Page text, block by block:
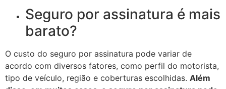
Seguro por assinatura é mais
barato?
O custo do seguro por assinatura pode variar de
acordo com diversos fatores, como perfil do motorista,
tipo de veículo, região e coberturas escolhidas. Além